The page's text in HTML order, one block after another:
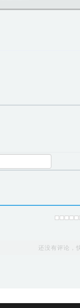
还没有评论，